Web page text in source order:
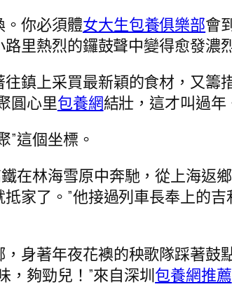
你必須體女大生包養俱樂部會
里熱烈的鑼鼓聲中變得愈發濃
鎮上采買最新穎的食材，又
圓心里包養網結壯，這才叫過年
”這個坐標。
在林海雪原中奔馳，從上海返
家了。”他接過列車長奉上的
身著年夜花襖的秧歌隊踩著
，夠勁兒！”來自深圳包養網推薦